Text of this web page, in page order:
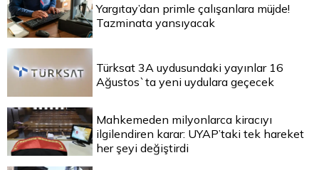
Yargıtay’dan primle çalışanlara müjde!
Tazminata yansıyacak
Türksat 3A uydusundaki yayınlar 16
Ağustos`ta yeni uydulara geçecek
Mahkemeden milyonlarca kiracıyı
ilgilendiren karar: UYAP’taki tek hareket
her şeyi değiştirdi